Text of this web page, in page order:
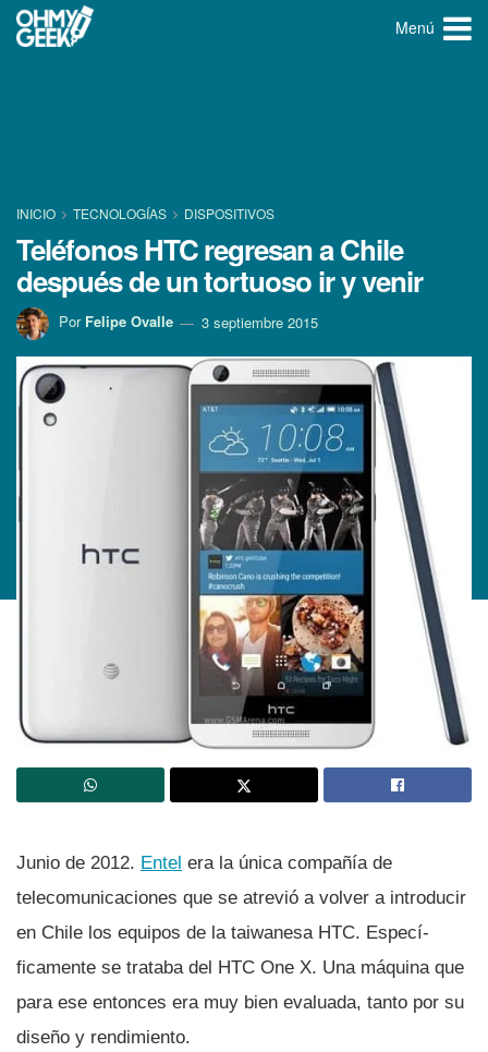
Menú
INICIO TECNOLOGÍ­AS DISPOSITIVOS
Teléfonos HTC regresan a Chile
después de un tortuoso ir y venir
Por Felipe Ovalle 3 septiembre 2015
Junio de 2012. Entel era la única compañí­a de
telecomunicaciones que se atrevió a volver a introducir
en Chile los equipos de la taiwanesa HTC. Especí­
ficamente se trataba del HTC One X. Una máquina que
para ese entonces era muy bien evaluada, tanto por su
diseño y rendimiento.